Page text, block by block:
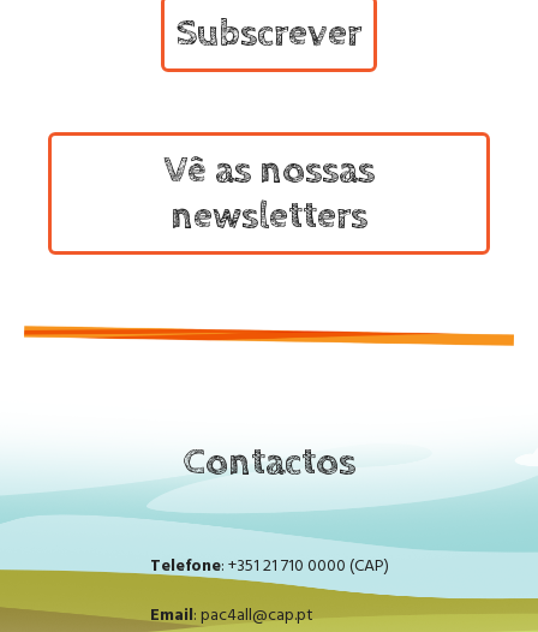
Subscrever
Vê as nossas
newsletters
Contactos
Telefone: +351 21 710 0000 (CAP)
Email:pac4all@cap.pt